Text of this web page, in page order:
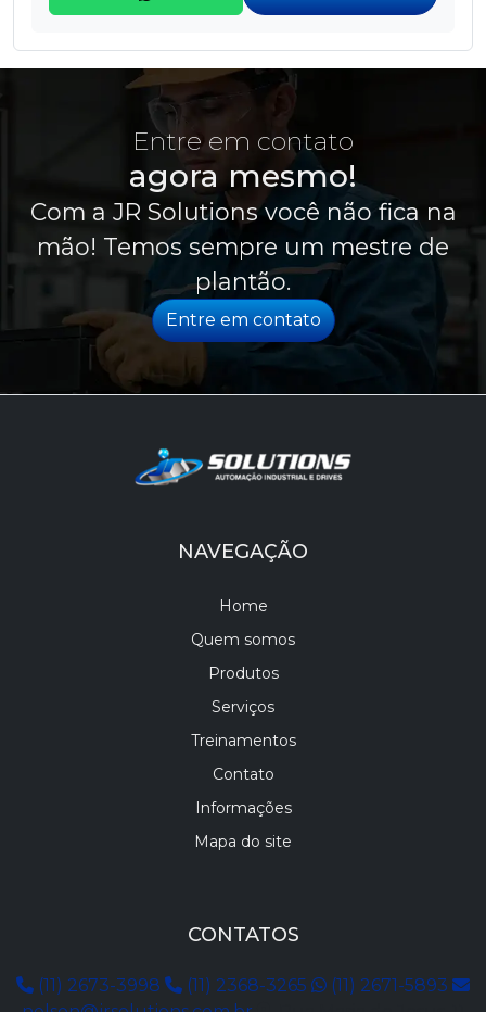
Entre em contato
agora mesmo!
Com a JR Solutions você não fica na
mão! Temos sempre um mestre de
plantão.
Entre em contato
NAVEGAÇÃO
Home
Quem somos
Produtos
Serviços
Treinamentos
Contato
Informações
Mapa do site
CONTATOS
(11) 2673-3998 (11) 2368-3265
(11) 2671-5893